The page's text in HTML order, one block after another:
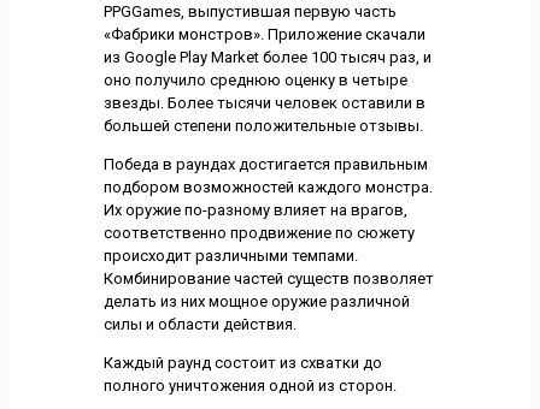
PPGGames, выпустившая первую часть
«Фабрики монстров». Приложение скачали
из Google Play Market более 100 тысяч раз, и
оно получило среднюю оценку в четыре
звезды. Более тысячи человек оставили в
большей степени положительные отзывы.
Победа в раундах достигается правильным
подбором возможностей каждого монстра.
Их оружие по-разному влияет на врагов,
соответственно продвижение по сюжету
происходит различными темпами.
Комбинирование частей существ позволяет
делать из них мощное оружие различной
силы и области действия.
Каждый раунд состоит из схватки до
полного уничтожения одной из сторон.